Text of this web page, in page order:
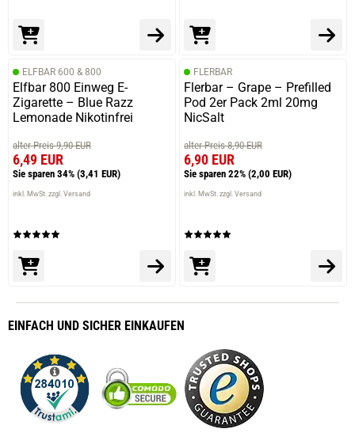
ELFBAR 600 & 800
Elfbar 800 Einweg E-
Zigarette – Blue Razz
Lemonade Nikotinfrei
alter Preis 9,90 EUR
6,49 EUR
Sie sparen 34% (3,41 EUR)
inkl. MwSt. zzgl. Versand
FLERBAR
Flerbar – Grape – Prefilled
Pod 2er Pack 2ml 20mg
NicSalt
alter Preis 8,90 EUR
6,90 EUR
Sie sparen 22% (2,00 EUR)
inkl. MwSt. zzgl. Versand
EINFACH UND SICHER EINKAUFEN